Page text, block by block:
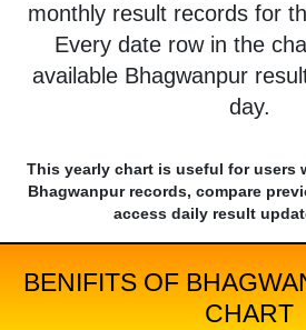
monthly result records for
Every date row in the
available Bhagwanpur
day.
This yearly chart is useful for users
Bhagwanpur records, compare
access daily result
BENIFITS OF
CHART